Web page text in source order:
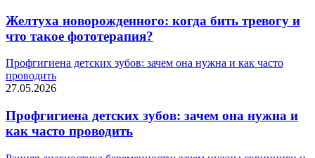
Желтуха новорожденного: когда бить тревогу и
что такое фототерапия?
Профгигиена детских зубов: зачем она нужна и как часто
проводить
27.05.2026
Профгигиена детских зубов: зачем она нужна и
как часто проводить